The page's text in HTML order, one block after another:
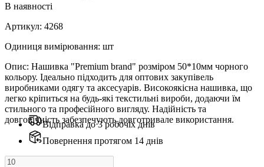
В наявності
Артикул: 4268
Одиниця вимірювання: шт
Опис: Нашивка "Premium brand" розміром 50*10мм чорного
кольору. Ідеально підходить для оптових закупівель
виробниками одягу та аксесуарів. Високоякісна нашивка, що
легко кріпиться на будь-які текстильні вироби, додаючи їм
стильного та професійного вигляду. Надійність та
довговічність забезпечують довготривале використання.
Відправка до 3 робочіх днів
Повернення протягом 14 днів